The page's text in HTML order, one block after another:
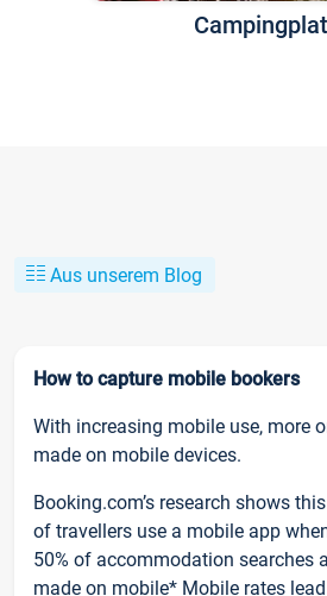
Aus unserem Blog
How to capture mobile bookers
With increasing mobile use, more
made on mobile devices.
Booking.com’s research shows
of travellers use a mobile app
50% of accommodation searches
made on mobile* Mobile rates